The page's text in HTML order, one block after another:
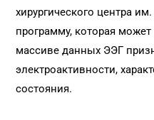
хирургического центра
программу, которая
массиве данных ЭЭГ
электроактивности,
состояния.